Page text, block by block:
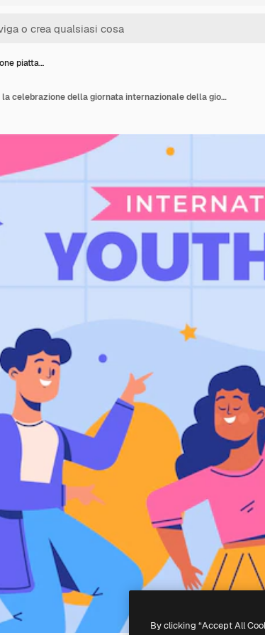
piatta…
Illustrazione piatta per la celebrazione della giornata internazionale della gioventù
By clicking “Accept All